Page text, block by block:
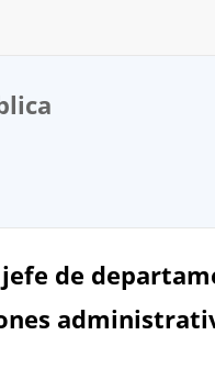
de